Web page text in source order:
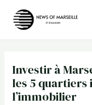
Investir à
les 5
l’immobilier